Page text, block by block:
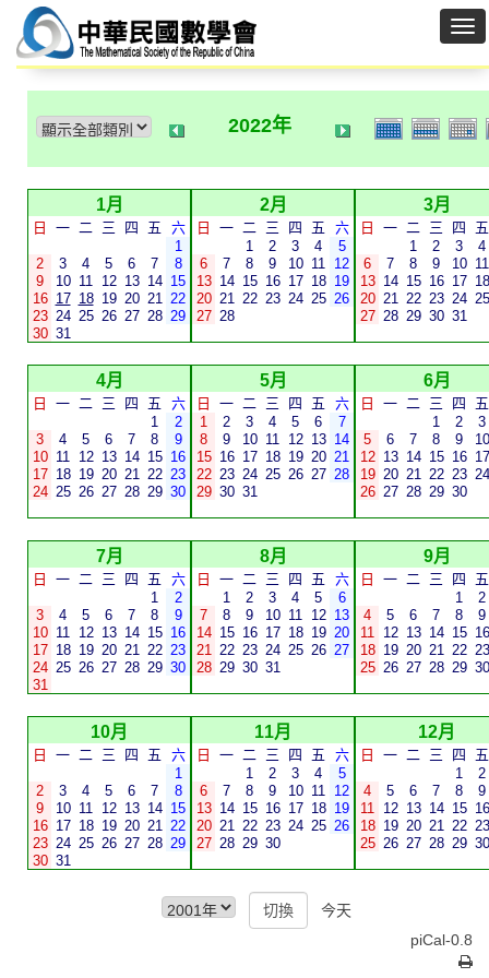
2022年
1月
日 一 二 三 四 五
六
1
2
3 4 5 6 7
8
9
10 11 12 13 14 15
16 17 18 19 20 21 22
23 24 25 26 27 28 29
30 31
2月
日 一 二 三 四 五
六
1
2 3 4
5
6
7 8 9 10 11 12
13 14 15 16 17 18 19
20 21 22 23 24 25 26
27 28
3月
日 一 二 三 四
五
1
2 3
4
6
7 8 9 10 11
13 14 15 16 17 18
20 21 22 23 24 25
27 28 29 30 31
4月
日 一 二 三 四 五
六
1
2
3
4 5 6 7 8
9
10 11 12 13 14 15 16
17 18 19 20 21 22 23
24 25 26 27 28 29 30
5月
日 一 二 三 四 五
六
1
2 3 4 5 6
7
8
9 10 11 12 13 14
15 16 17 18 19 20 21
22 23 24 25 26 27 28
29 30 31
6月
日 一 二 三 四
五
1
2
3
5
6 7 8 9
10
12 13 14 15 16 17
19 20 21 22 23 24
26 27 28 29 30
7月
日 一 二 三 四 五
六
1
2
3
4 5 6 7 8
9
10 11 12 13 14 15 16
17 18 19 20 21 22 23
24 25 26 27 28 29 30
31
8月
日 一 二 三 四 五
六
1
2 3 4 5
6
7
8 9 10 11 12 13
14 15 16 17 18 19 20
21 22 23 24 25 26 27
28 29 30 31
9月
日 一 二 三 四
五
1
2
4
5 6 7 8
9
11 12 13 14 15 16
18 19 20 21 22 23
25 26 27 28 29 30
10月
日 一 二 三 四 五
六
1
2
3 4 5 6 7
8
9
10 11 12 13 14 15
16 17 18 19 20 21 22
23 24 25 26 27 28 29
30 31
11月
日 一 二 三 四 五
六
1
2 3 4
5
6
7 8 9 10 11 12
13 14 15 16 17 18 19
20 21 22 23 24 25 26
27 28 29 30
12月
日 一 二 三 四
五
1
2
4
5 6 7 8
9
11 12 13 14 15 16
18 19 20 21 22 23
25 26 27 28 29 30
今天
piCal-0.8